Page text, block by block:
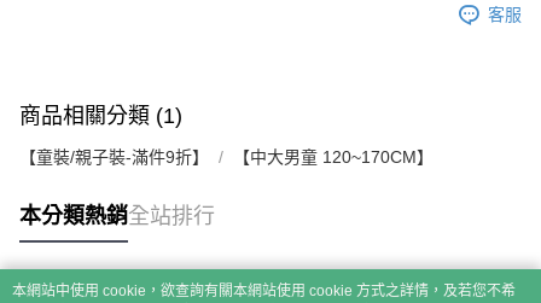
客服
商品相關分類 (1)
【童裝/親子裝-滿件9折】 【中大男童 120~170CM】
本分類熱銷全站排行
本網站中使用 cookie，欲查詢有關本網站使用 cookie 方式之詳情，及若您不希